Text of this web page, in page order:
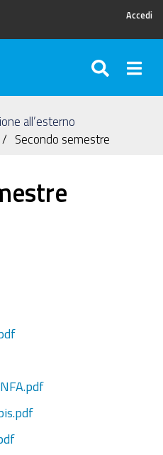
Accedi
all’esterno
Secondo semestre